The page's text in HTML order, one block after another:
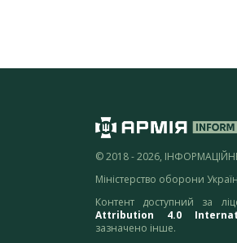
© 2018 - 2026,
Міністерство оборони
Контент доступний за
Attribution 4.0
зазначено інше.